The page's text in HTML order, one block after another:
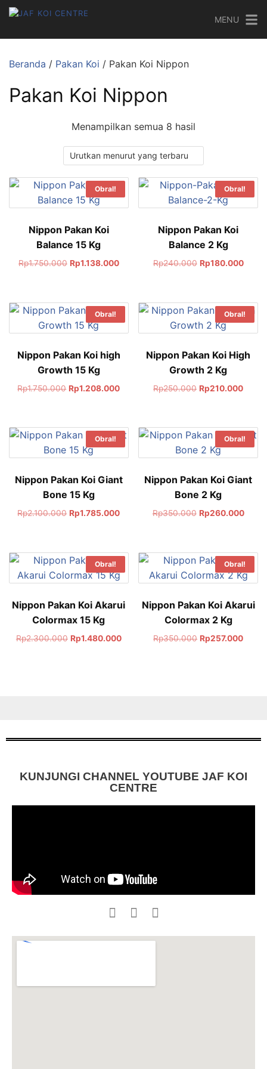
MENU
Beranda / Pakan Koi / Pakan Koi Nippon
Pakan Koi Nippon
Menampilkan semua 8 hasil
Obral!
Nippon Pakan Koi
Balance 15 Kg
Rp1.750.000 Rp1.138.000
Obral!
Nippon Pakan Koi
Balance 2 Kg
Rp240.000 Rp180.000
Obral!
Nippon Pakan Koi high
Growth 15 Kg
Rp1.750.000 Rp1.208.000
Obral!
Nippon Pakan Koi High
Growth 2 Kg
Rp250.000 Rp210.000
Obral!
Nippon Pakan Koi Giant
Bone 15 Kg
Rp2.100.000 Rp1.785.000
Obral!
Nippon Pakan Koi Giant
Bone 2 Kg
Rp350.000 Rp260.000
Obral!
Nippon Pakan Koi Akarui
Colormax 15 Kg
Rp2.300.000 Rp1.480.000
Obral!
Nippon Pakan Koi Akarui
Colormax 2 Kg
Rp350.000 Rp257.000
KUNJUNGI CHANNEL YOUTUBE JAF KOI
CENTRE